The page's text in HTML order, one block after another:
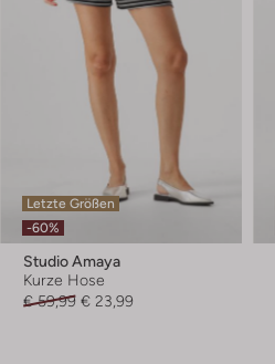
Letzte Größen
-60%
Studio Amaya
Kurze Hose
€ 59,99 € 23,99